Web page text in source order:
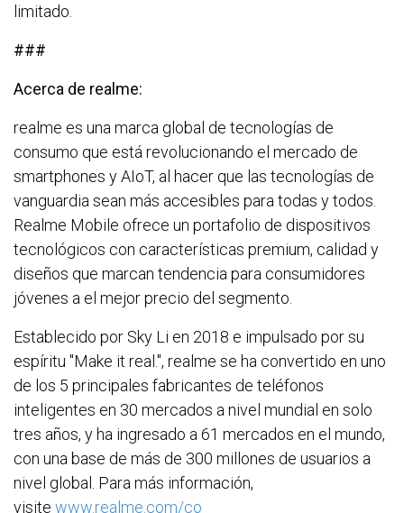
limitado.
###
Acerca de realme:
realme es una marca global de tecnologías de
consumo que está revolucionando el mercado de
smartphones y AIoT, al hacer que las tecnologías de
vanguardia sean más accesibles para todas y todos.
Realme Mobile ofrece un portafolio de dispositivos
tecnológicos con características premium, calidad y
diseños que marcan tendencia para consumidores
jóvenes a el mejor precio del segmento.
Establecido por Sky Li en 2018 e impulsado por su
espíritu "Make it real.", realme se ha convertido en uno
de los 5 principales fabricantes de teléfonos
inteligentes en 30 mercados a nivel mundial en solo
tres años, y ha ingresado a 61 mercados en el mundo,
con una base de más de 300 millones de usuarios a
nivel global. Para más información,
visite www.realme.com/co